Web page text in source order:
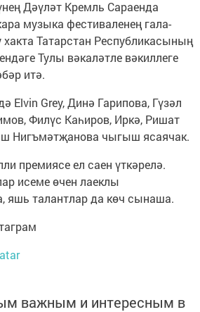
Дәүләт Кремль Сараенда
музыка фестиваленең гала-
хакта Татарстан Республикасының
Тулы вәкаләтле вәкиллеге
итә.
Elvin Grey, Динә Гарипова, Гүзәл
Филүс Каһиров, Иркә, Ришат
Нигъмәтҗанова чыгыш ясаячак.
премиясе ел саен үткәрелә.
исеме өчен лаеклы
яшь талантлар да көч сынаша.
важным и интересным в